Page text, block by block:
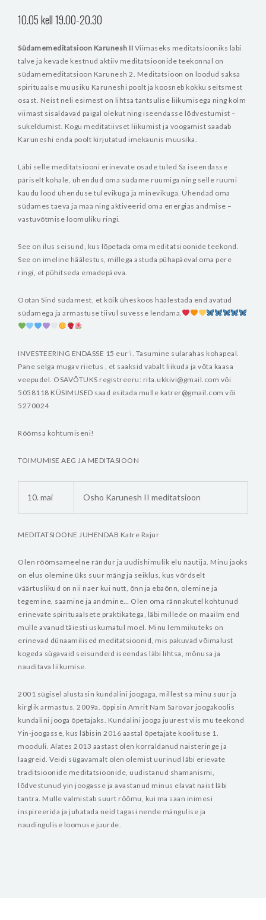
10.05 kell 19.00-20.30
Südamemeditatsioon Karunesh II Viimaseks meditatsiooniks läbi
talve ja kevade kestnud aktiiv meditatsioonide teekonnal on
südamemeditatsioon Karunesh 2. Meditatsioon on loodud saksa
spirituaalse muusiku Karuneshi poolt ja koosneb kokku seitsmest
osast. Neist neli esimest on lihtsa tantsulise liikumisega ning kolm
viimast sisaldavad paigal olekut ning iseendasse lõdvestumist –
sukeldumist. Kogu meditatiivset liikumist ja voogamist saadab
Karuneshi enda poolt kirjutatud imekaunis muusika.
Läbi selle meditatsiooni erinevate osade tuled Sa iseendasse
päriselt kohale, ühendud oma südame ruumiga ning selle ruumi
kaudu lood ühenduse tulevikuga ja minevikuga. Ühendad oma
südames taeva ja maa ning aktiveerid oma energias andmise –
vastuvõtmise loomuliku ringi.
See on ilus seisund, kus lõpetada oma meditatsioonide teekond.
See on imeline häälestus, millega astuda pühapäeval oma pere
ringi, et pühitseda emadepäeva.
Ootan Sind südamest, et kõik üheskoos häälestada end avatud
südamega ja armastuse tiivul suvesse lendama.
INVESTEERING ENDASSE 15 eur’i. Tasumine sularahas kohapeal.
Pane selga mugav riietus , et saaksid vabalt liikuda ja võta kaasa
veepudel. OSAVÕTUKS registreeru: rita.ukkivi@gmail.com või
5058118 KÜSIMUSED saad esitada mulle katrer@gmail.com või
5270024
Rõõmsa kohtumiseni!
TOIMUMISE AEG JA MEDITASIOON
10. mai Osho Karunesh II meditatsioon
MEDITATSIOONE JUHENDAB Katre Rajur
Olen rõõmsameelne rändur ja uudishimulik elu nautija. Minu jaoks
on elus olemine üks suur mäng ja seiklus, kus võrdselt
väärtuslikud on nii naer kui nutt, õnn ja ebaõnn, olemine ja
tegemine, saamine ja andmine… Olen oma rännakutel kohtunud
erinevate spirituaalsete praktikatega, läbi millede on maailm end
mulle avanud täiesti uskumatul moel. Minu lemmikuteks on
erinevad dünaamilised meditatsioonid, mis pakuvad võimalust
kogeda sügavaid seisundeid iseendas läbi lihtsa, mõnusa ja
nauditava liikumise.
2001 sügisel alustasin kundalini joogaga, millest sa minu suur ja
kirglik armastus. 2009a. õppisin Amrit Nam Sarovar joogakoolis
kundalini jooga õpetajaks. Kundalini jooga juurest viis mu teekond
Yin-joogasse, kus läbisin 2016 aastal õpetajate koolituse 1.
mooduli. Alates 2013 aastast olen korraldanud naisteringe ja
laagreid. Veidi sügavamalt olen olemist uurinud läbi erievate
traditsioonide meditatsioonide, uudistanud shamanismi,
lõdvestunud yin joogasse ja avastanud minus elavat naist läbi
tantra. Mulle valmistab suurt rõõmu, kui ma saan inimesi
inspireerida ja juhatada neid tagasi nende mängulise ja
naudingulise loomuse juurde.